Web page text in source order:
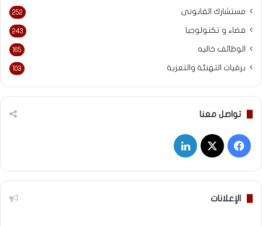
مستشارك القانونى 252
فضاء و تكنولوجيا 243
الوظائف خاليه 165
برقيات التهنئة والتعزية 103
تواصل معنا
فيسبوك
‫X لينكدإن
الإعلانات